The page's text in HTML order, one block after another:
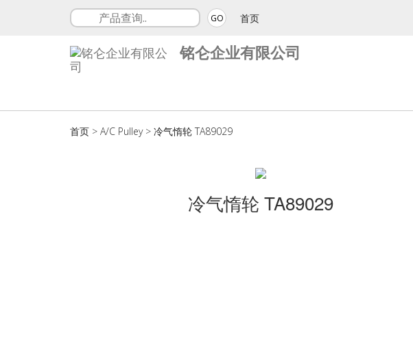
GO 首页
铭仑企业有限公司
首页 > A/C Pulley> 冷气惰轮 TA89029
冷气惰轮 TA89029